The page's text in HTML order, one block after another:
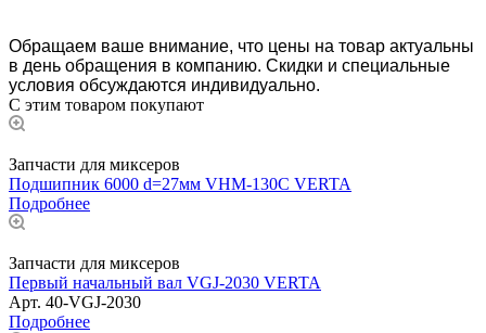
Обращаем ваше внимание, что цены на товар актуальны
в день обращения в компанию. Скидки и специальные
условия обсуждаются индивидуально.
С этим товаром покупают
Запчасти для миксеров
Подшипник 6000 d=27мм VHM-130C VERTA
Подробнее
Запчасти для миксеров
Первый начальный вал VGJ-2030 VERTA
Арт. 40-VGJ-2030
Подробнее